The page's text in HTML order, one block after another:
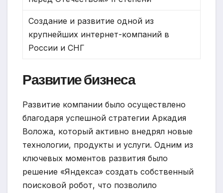
Создание и развитие одной из
крупнейших интернет-компаний в
России и СНГ
Развитие бизнеса
Развитие компании было осуществлено
благодаря успешной стратегии Аркадия
Воложа, который активно внедрял новые
технологии, продукты и услуги. Одним из
ключевых моментов развития было
решение «Яндекса» создать собственный
поисковой робот, что позволило